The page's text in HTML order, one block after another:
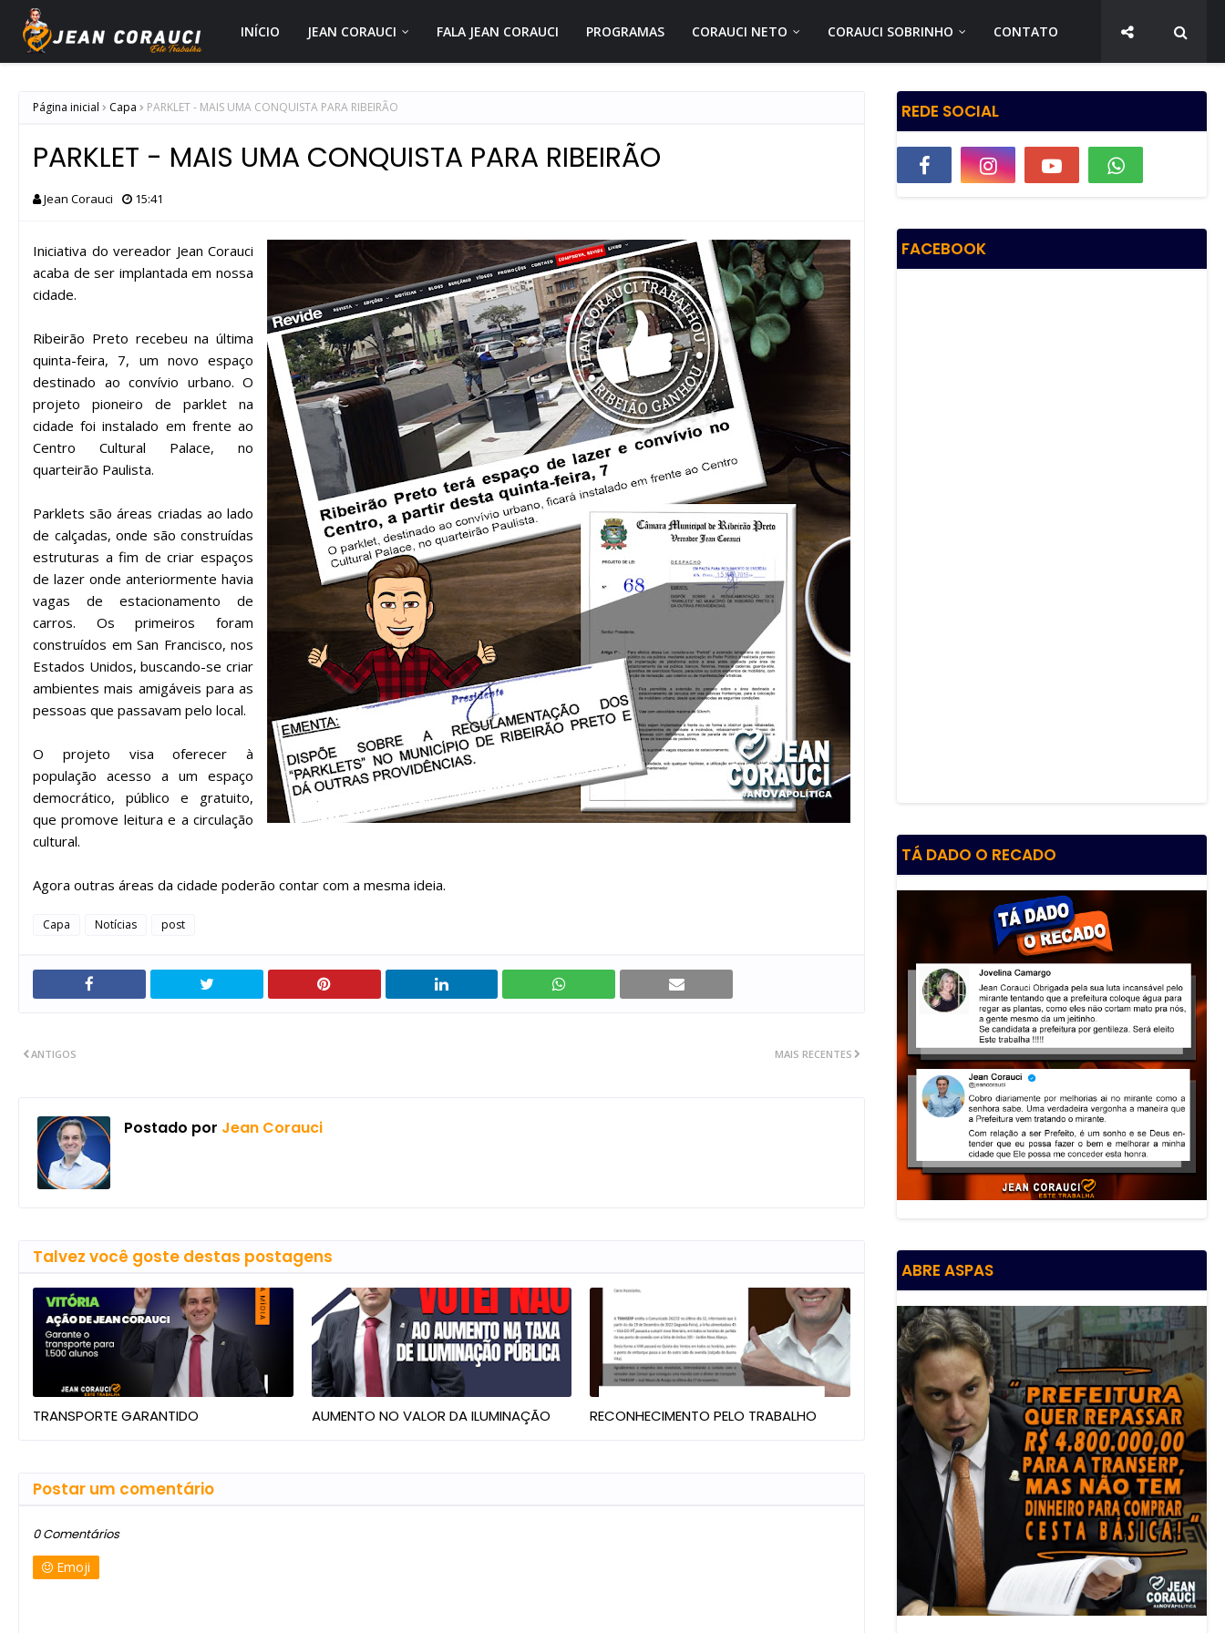
INÍCIO JEAN CORAUCI FALA JEAN CORAUCI PROGRAMAS CORAUCI NETO CORAUCI SOBRINHO CONTATO
Página inicial Capa PARKLET - MAIS UMA CONQUISTA PARA RIBEIRÃO
PARKLET - MAIS UMA CONQUISTA PARA RIBEIRÃO
Jean Corauci 15:41
Iniciativa do vereador Jean Corauci
acaba de ser implantada em nossa
cidade.
Ribeirão Preto recebeu na última
quinta-feira, 7, um novo espaço
destinado ao convívio urbano. O
projeto pioneiro de parklet na
cidade foi instalado em frente ao
Centro Cultural Palace, no
quarteirão Paulista.
Parklets são áreas criadas ao lado
de calçadas, onde são construídas
estruturas a fim de criar espaços
de lazer onde anteriormente havia
vagas de estacionamento de
carros. Os primeiros foram
construídos em San Francisco, nos
Estados Unidos, buscando-se criar
ambientes mais amigáveis para as
pessoas que passavam pelo local.
O projeto visa oferecer à
população acesso a um espaço
democrático, público e gratuito,
que promove leitura e a circulação
cultural.
Agora outras áreas da cidade poderão contar com a mesma ideia.
Capa Notícias post
MAIS RECENTES
ANTIGOS
Postado por Jean Corauci
Talvez você goste destas postagens
TRANSPORTE GARANTIDO AUMENTO NO VALOR DA ILUMINAÇÃO RECONHECIMENTO PELO TRABALHO
Postar um comentário
0 Comentários
Emoji
REDE SOCIAL
FACEBOOK
TÁ DADO O RECADO
ABRE ASPAS